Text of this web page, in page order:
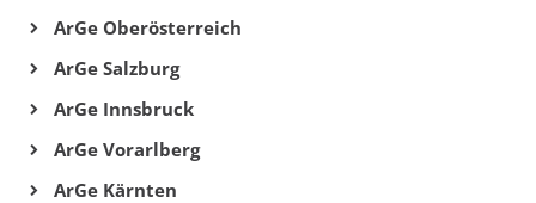
ArGe Oberösterreich
ArGe Salzburg
ArGe Innsbruck
ArGe Vorarlberg
ArGe Kärnten